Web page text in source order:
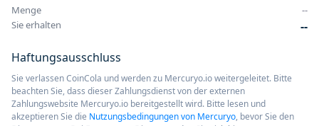
Menge
--
Sie erhalten
--
Haftungsausschluss
Sie verlassen CoinCola und werden zu Mercuryo.io weitergeleitet. Bitte
beachten Sie, dass dieser Zahlungsdienst von der externen
Zahlungswebsite Mercuryo.io bereitgestellt wird. Bitte lesen und
akzeptieren Sie die Nutzungsbedingungen von Mercuryo, bevor Sie den